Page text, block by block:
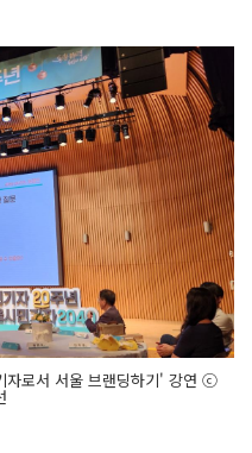
자로서 서울 브랜딩하기' 강연 ⓒ